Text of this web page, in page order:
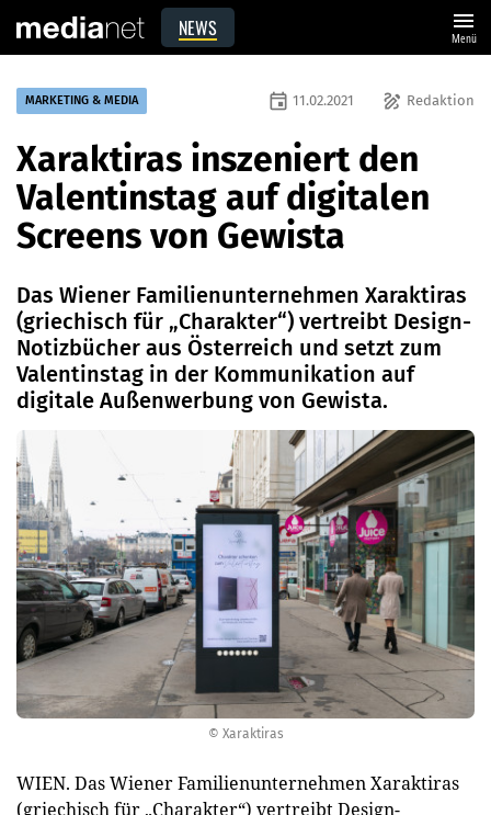
NEWS menu
Menü
© Xaraktiras
MARKETING & MEDIA draw Redaktion
event 11.02.2021
Xaraktiras inszeniert den
Valentinstag auf digitalen
Screens von Gewista
Das Wiener Familienunternehmen Xaraktiras
(griechisch für „Charakter“) vertreibt Design-
Notizbücher aus Österreich und setzt zum
Valentinstag in der Kommunikation auf
digitale Außenwerbung von Gewista.
WIEN. Das Wiener Familienunternehmen Xaraktiras
(griechisch für „Charakter“) vertreibt Design-